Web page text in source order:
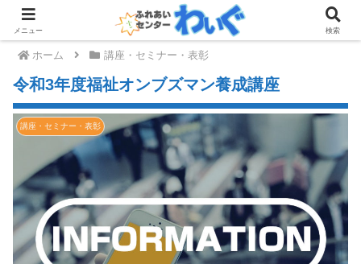
ホーム 講座・セミナー・表彰
令和3年度福祉オンブズマン養成講座
講座・セミナー・表彰
メニュー 検索